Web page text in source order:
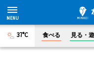
37°C 食べる 見る・